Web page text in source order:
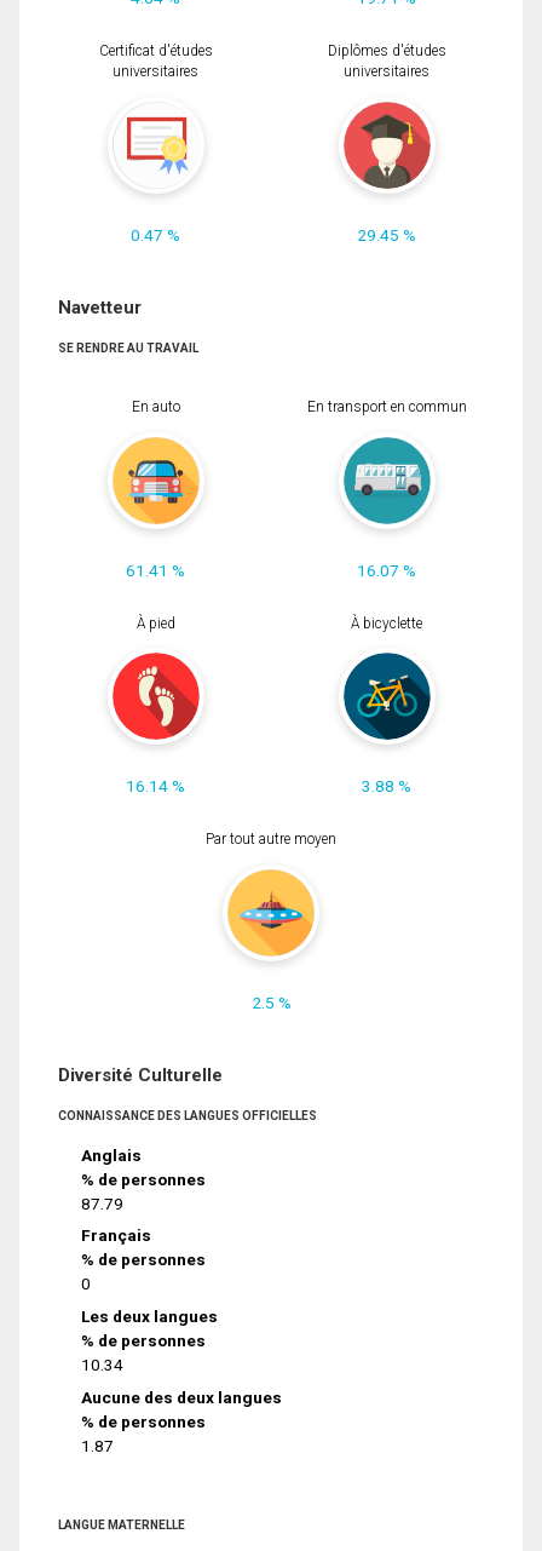
Certificat d'études
universitaires
0.47 %
Diplômes d'études
universitaires
29.45 %
Navetteur
SE RENDRE AU TRAVAIL
En auto
61.41 %
En transport en commun
16.07 %
À pied
16.14 %
À bicyclette
3.88 %
Par tout autre moyen
2.5 %
Diversité Culturelle
CONNAISSANCE DES LANGUES OFFICIELLES
Anglais
% de personnes
87.79
Français
% de personnes
0
Les deux langues
% de personnes
10.34
Aucune des deux langues
% de personnes
1.87
LANGUE MATERNELLE